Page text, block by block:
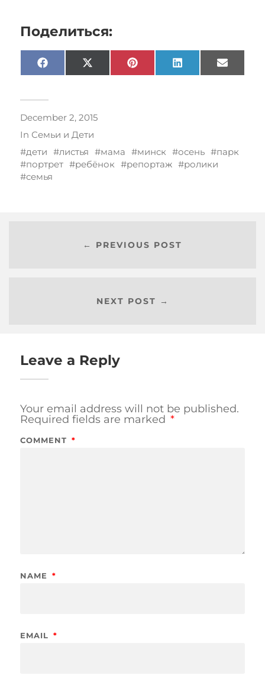
Поделиться:
Facebook X
(Twitter)
Pinterest LinkedIn Email
December 2, 2015
In Семьи и Дети
дети
листья мама минск осень
парк
портрет
ребёнок репортаж
ролики
семья
← PREVIOUS POST
NEXT POST →
Leave a Reply
Your email address will not be published.
Required fields are marked *
COMMENT *
NAME *
EMAIL *